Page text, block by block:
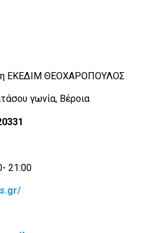
ΕΚΕΔΙΜ ΘΕΟΧΑΡΟΠΟΥΛΟΣ
γωνία, Βέροια
21:00